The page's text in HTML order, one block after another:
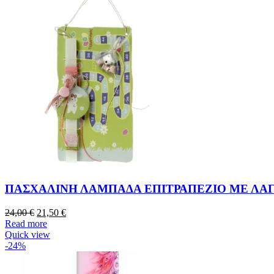
ΠΑΣΧΑΛΙΝΗ ΛΑΜΠΑΔΑ ΕΠΙΤΡΑΠΕΖΙΟ ΜΕ
24,00€ 21,50 €
Read more
Quick view
-24%